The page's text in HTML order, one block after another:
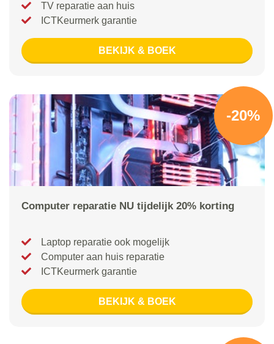
TV reparatie aan huis
ICTKeurmerk garantie
BEKIJK & BOEK
-20%
Computer reparatie NU tijdelijk 20% korting
Laptop reparatie ook mogelijk
Computer aan huis reparatie
ICTKeurmerk garantie
BEKIJK & BOEK